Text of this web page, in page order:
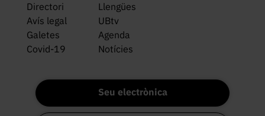
Directori
Llengües
Avís legal
UBtv
Galetes
Agenda
Covid-19
Notícies
Seu electrònica